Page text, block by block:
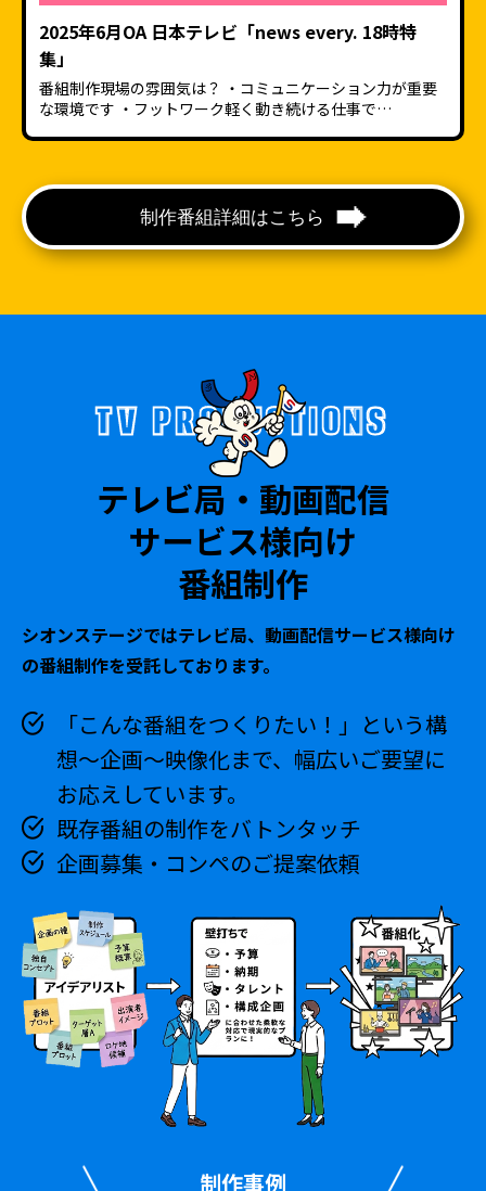
2025年6月OA 日本テレビ「news every. 18時特
集」
番組制作現場の雰囲気は？ ・コミュニケーション力が重要
な環境です ・フットワーク軽く動き続ける仕事で…
制作番組詳細はこちら
TV PRODUCTIONS
テレビ局・動画配信
サービス様向け
番組制作
シオンステージではテレビ局、動画配信サービス様向け
の番組制作を受託しております。
「こんな番組をつくりたい！」という構
想～企画～映像化まで、幅広いご要望に
お応えしています。
既存番組の制作をバトンタッチ
企画募集・コンペのご提案依頼
制作事例